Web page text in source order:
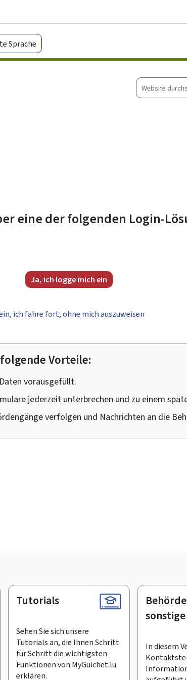
Sprache
Website
durchsuchen
eine der folgenden Login-
Ja, ich logge mich ein
ich fahre fort, ohne mich auszuweisen
Vorteile:
vorausgefüllt.
jederzeit unterbrechen und zu einem
verfolgen und Nachrichten an die
Tutorials
Sehen Sie sich unsere
Tutorials an, die Ihnen Schritt
für Schritt die wichtigsten
Funktionen von MyGuichet.lu
erklären.
In diesem